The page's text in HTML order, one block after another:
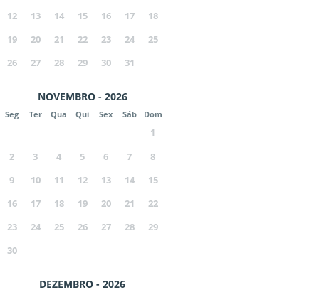
12
13 14 15 16 17
18
19
20 21 22 23 24
25
26
27 28 29 30 31
NOVEMBRO - 2026
Seg Ter Qua Qui Sex Sáb Dom
1
2
3 4 5 6 7
8
9
10 11 12 13 14
15
16
17 18 19 20 21
22
23
24 25 26 27 28
29
30
DEZEMBRO - 2026